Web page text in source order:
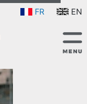
FR EN